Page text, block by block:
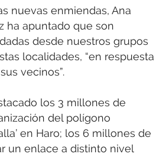
nuevas enmiendas, Ana
ha apuntado que son
desde nuestros grupos
localidades, “en respuesta
vecinos”.
los 3 millones de
del polígono
en Haro; los 6 millones de
un enlace a distinto nivel